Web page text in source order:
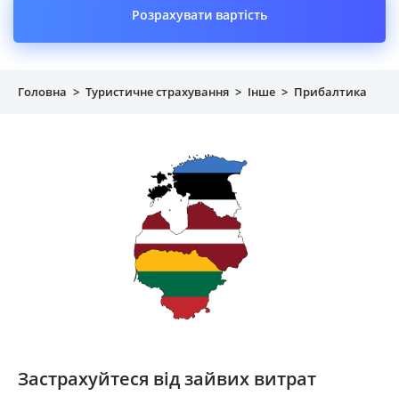
Розрахувати вартість
Головна > Туристичне страхування > Інше > Прибалтика
Застрахуйтеся від зайвих витрат